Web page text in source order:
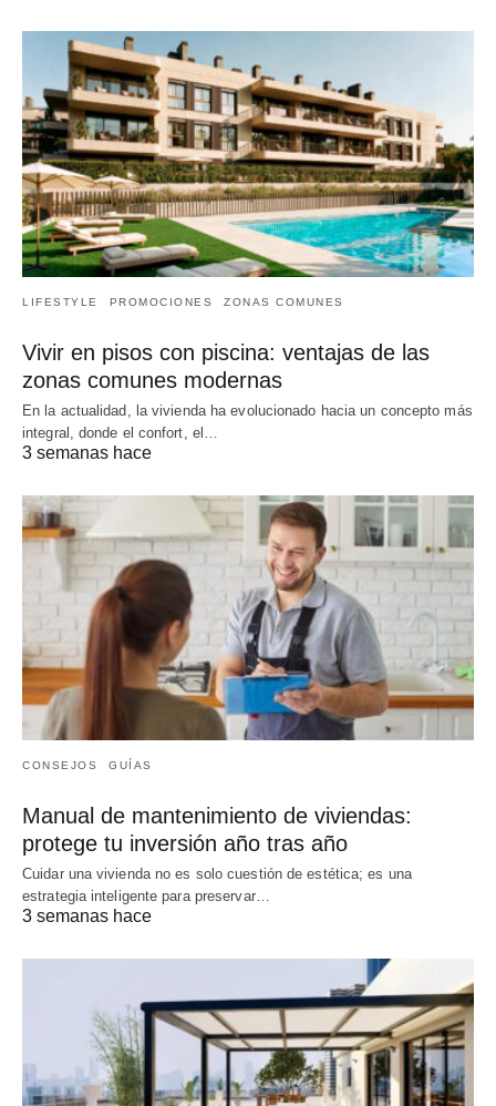
LIFESTYLE PROMOCIONES ZONAS COMUNES
Vivir en pisos con piscina: ventajas de las
zonas comunes modernas
En la actualidad, la vivienda ha evolucionado hacia un concepto más
integral, donde el confort, el…
3 semanas hace
CONSEJOS GUÍAS
Manual de mantenimiento de viviendas:
protege tu inversión año tras año
Cuidar una vivienda no es solo cuestión de estética; es una
estrategia inteligente para preservar…
3 semanas hace